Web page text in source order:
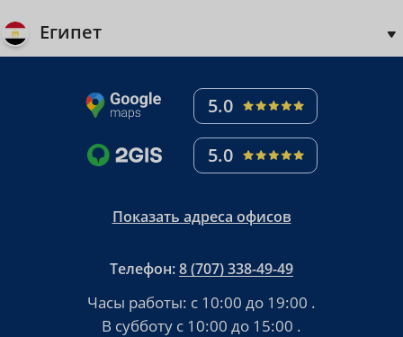
Египет
5.0
5.0
Показать адреса офисов
Телефон:8 (707) 338-49-49
Часы работы: с 10:00 до 19:00 .
В субботу с 10:00 до 15:00 .